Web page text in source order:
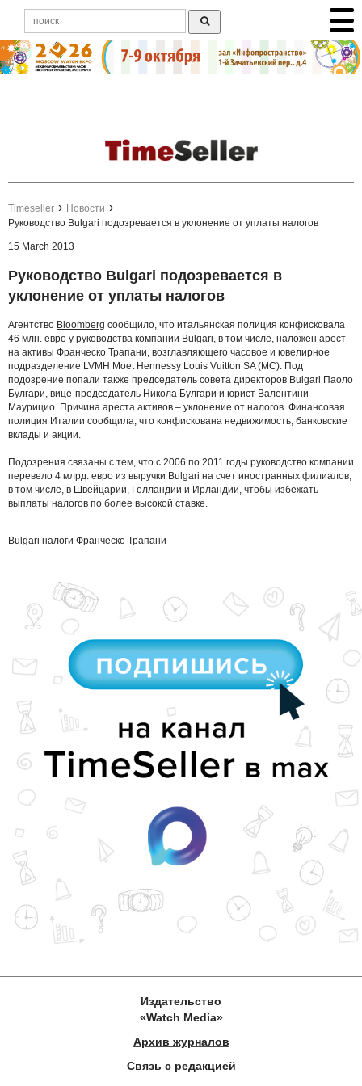
Timeseller
Новости
Руководство Bulgari подозревается в уклонение от уплаты налогов
15 March 2013
Руководство Bulgari подозревается в
уклонение от уплаты налогов
Агентство Bloomberg сообщило, что итальянская полиция конфисковала
46 млн. евро у руководства компании Bulgari, в том числе, наложен арест
на активы Франческо Трапани, возглавляющего часовое и ювелирное
подразделение LVMH Moet Hennessy Louis Vuitton SA (MC). Под
подозрение попали также председатель совета директоров Bulgari Паоло
Булгари, вице-председатель Никола Булгари и юрист Валентини
Маурицио. Причина ареста активов – уклонение от налогов. Финансовая
полиция Италии сообщила, что конфискована недвижимость, банковские
вклады и акции.
Подозрения связаны с тем, что с 2006 по 2011 годы руководство компании
перевело 4 млрд. евро из выручки Bulgari на счет иностранных филиалов,
в том числе, в Швейцарии, Голландии и Ирландии, чтобы избежать
выплаты налогов по более высокой ставке.
Bulgari налоги Франческо Трапани
Издательство
«Watch Media»
Архив журналов
Связь с редакцией